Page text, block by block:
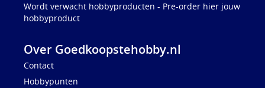
Wordt verwacht hobbyproducten - Pre-order hier jouw
hobbyproduct
Over Goedkoopstehobby.nl
Contact
Hobbypunten